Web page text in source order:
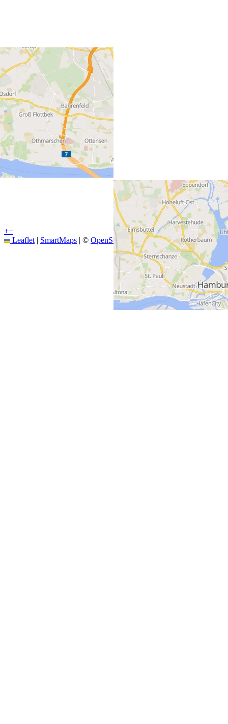
+−
Leaflet | SmartMaps | © OpenStreetMap